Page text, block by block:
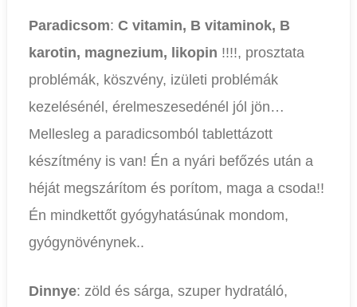
Paradicsom: C vitamin, B vitaminok, B
karotin, magnezium, likopin !!!!, prosztata
problémák, köszvény, izületi problémák
kezelésénél, érelmeszesedénél jól jön…
Mellesleg a paradicsomból tablettázott
készítmény is van! Én a nyári befőzés után a
héját megszárítom és porítom, maga a csoda!!
Én mindkettőt gyógyhatásúnak mondom,
gyógynövénynek..
Dinnye: zöld és sárga, szuper hydratáló,